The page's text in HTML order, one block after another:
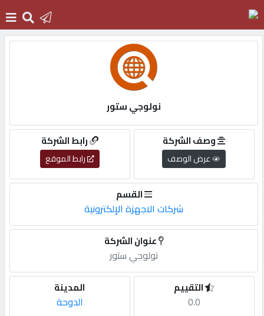
التسجيل
English
أضف
نولوجي ستور
رابط الشركة
رابط الموقع
وصف الشركة
عرض الوصف
القسم
شركات الاجهزة الإلكترونية
عنوان الشركة
نولوجي ستور
المدينة
الدوحة
التقييم
0.0